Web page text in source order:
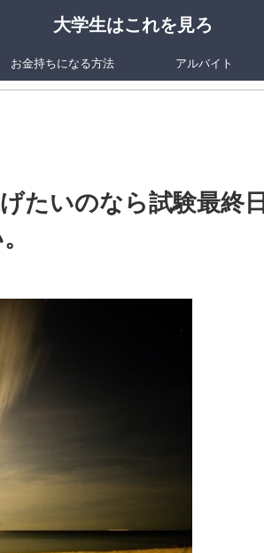
大学生はこれを見ろ
お金持ちになる方法 アルバイト
たいのなら試験最終日